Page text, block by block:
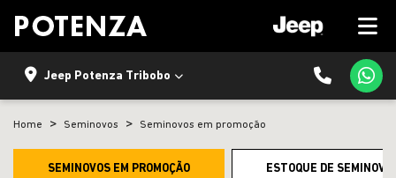
Jeep Potenza Tribobo
Home Seminovos Seminovos em promoção
ESTOQUE DE
SEMINOVOS EM PROMOÇÃO